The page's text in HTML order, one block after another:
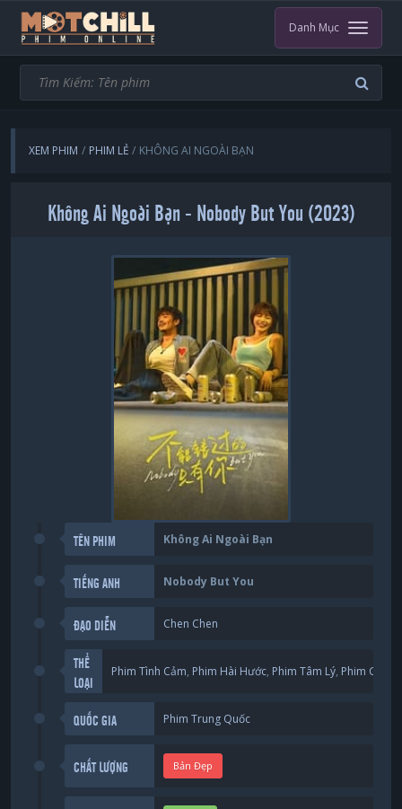
Danh Mục
XEM PHIM PHIM LẺ KHÔNG AI NGOÀI BẠN
Không Ai Ngoài Bạn - Nobody But You (2023)
TÊN PHIM Không Ai Ngoài Bạn
TIẾNG ANH Nobody But You
ĐẠO DIỄN Chen Chen
THỂ
LOẠI
Phim Tình Cảm, Phim Hài Hước, Phim Tâm Lý, Phim Gia
QUỐC GIA Phim Trung Quốc
CHẤT LƯỢNG Bản Đẹp